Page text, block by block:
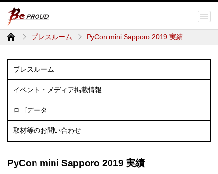
プレスルーム PyCon mini Sapporo 2019 実績
プレスルーム
イベント・メディア掲載情報
ロゴデータ
取材等のお問い合わせ
PyCon mini Sapporo 2019 実績